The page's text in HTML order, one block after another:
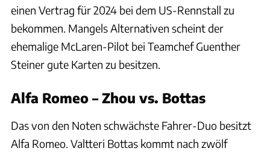
einen Vertrag für 2024 bei dem US-Rennstall zu
bekommen. Mangels Alternativen scheint der
ehemalige McLaren-Pilot bei Teamchef Guenther
Steiner gute Karten zu besitzen.
Alfa Romeo – Zhou vs. Bottas
Das von den Noten schwächste Fahrer-Duo besitzt
Alfa Romeo. Valtteri Bottas kommt nach zwölf